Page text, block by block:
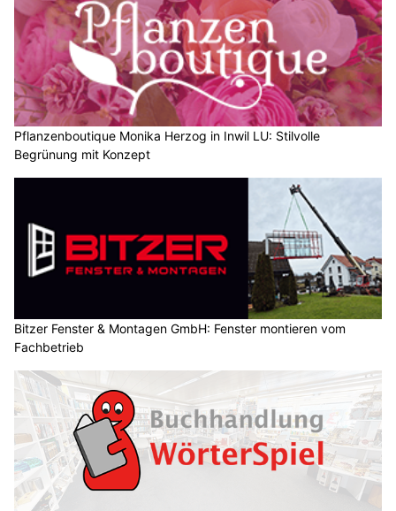
Pflanzenboutique Monika Herzog in Inwil LU: Stilvolle
Begrünung mit Konzept
Bitzer Fenster & Montagen GmbH: Fenster montieren vom
Fachbetrieb